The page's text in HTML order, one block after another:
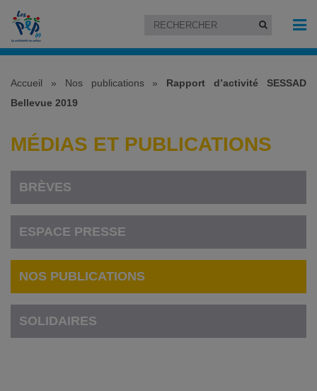
Accueil » Nos publications» Rapport d’activité SESSAD
Bellevue 2019
MÉDIAS ET PUBLICATIONS
BRÈVES
ESPACE PRESSE
NOS PUBLICATIONS
SOLIDAIRES